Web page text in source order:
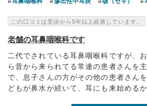
この口コミは受診から5年以上経過しています。
老舗の耳鼻咽喉科です
二代でされている耳鼻咽喉科ですが、
ら昔から来られてる常連の患者さんを
で、息子さんの方がその他の患者さん
どもが鼻水が続いて、耳にも来始めるか